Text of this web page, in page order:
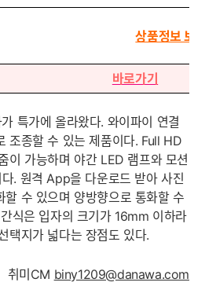
상품정보 보
바로가기
특가에 올라왔다. 와이파이 연결
조종할 수 있는 제품이다. Full HD
이 가능하며 야간 LED 램프와 모션
. 원격 App을 다운로드 받아 사진
수 있으며 양방향으로 통화할 수
식은 입자의 크기가 16mm 이하라
택지가 넓다는 장점도 있다.
취미CM biny1209@danawa.com